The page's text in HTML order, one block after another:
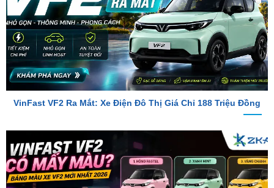
VinFast VF2 Ra Mắt: Xe Điện Đô Thị Giá Chỉ 188 Triệu Đồng